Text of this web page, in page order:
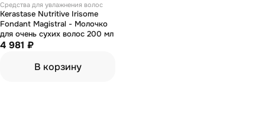
Средства для увлажнения волос
Kerastase Nutritive Irisome
Fondant Magistral - Молочко
для очень сухих волос 200 мл
4 981 ₽
В корзину